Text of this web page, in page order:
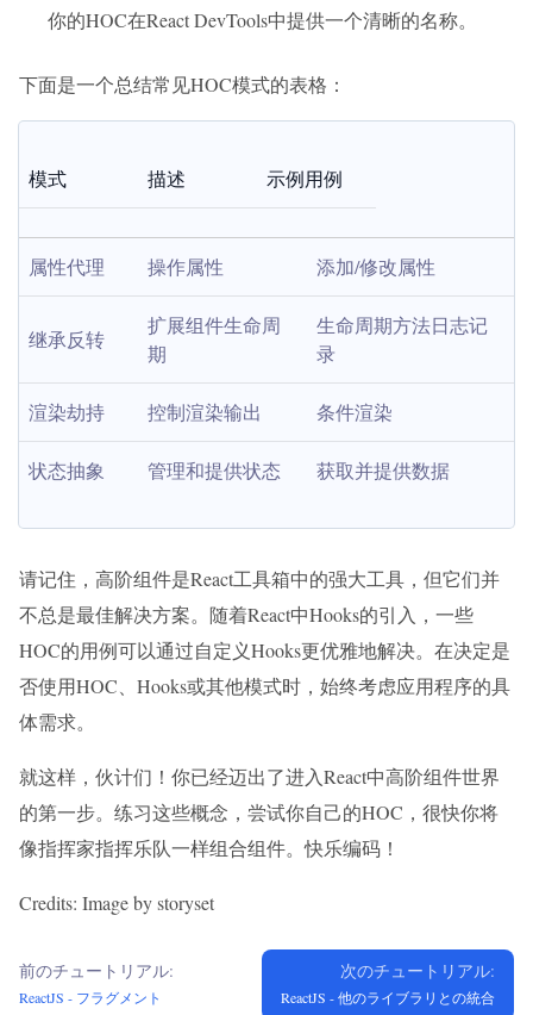
你的HOC在React DevTools中提供一个清晰的名称。
下面是一个总结常见HOC模式的表格：
模式 描述 示例用例
属性代理 操作属性 添加/修改属性
继承反转
扩展组件生命周
期
生命周期方法日志记
录
渲染劫持 控制渲染输出 条件渲染
状态抽象 管理和提供状态 获取并提供数据
请记住，高阶组件是React工具箱中的强大工具，但它们并
不总是最佳解决方案。随着React中Hooks的引入，一些
HOC的用例可以通过自定义Hooks更优雅地解决。在决定是
否使用HOC、Hooks或其他模式时，始终考虑应用程序的具
体需求。
就这样，伙计们！你已经迈出了进入React中高阶组件世界
的第一步。练习这些概念，尝试你自己的HOC，很快你将
像指挥家指挥乐队一样组合组件。快乐编码！
Credits: Image by storyset
前のチュートリアル:
ReactJS - フラグメント
次のチュートリアル:
ReactJS - 他のライブラリとの統合